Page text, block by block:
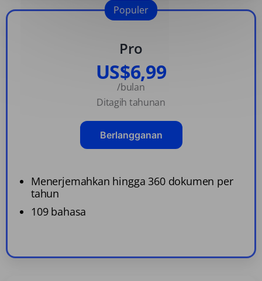
Pro
US$6,99
/bulan
Ditagih tahunan
Berlangganan
Menerjemahkan hingga 360 dokumen per
tahun
109 bahasa
Populer